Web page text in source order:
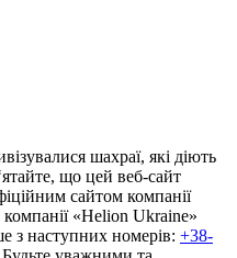
шахраї, які діють
що цей веб-сайт
сайтом компанії
«Helion Ukraine»
з наступних номерів: +38-